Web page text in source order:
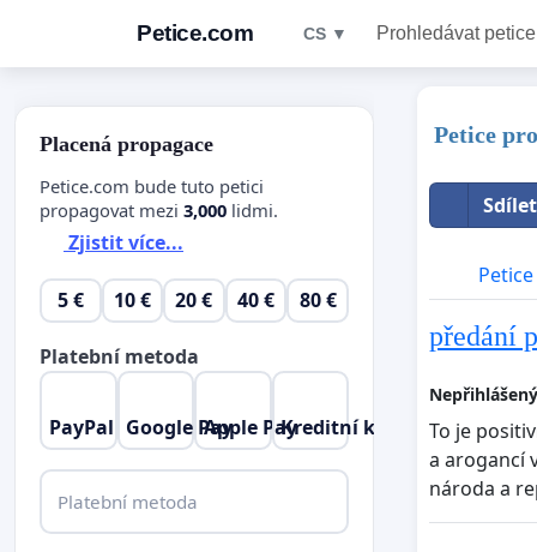
Petice.com CS ▼ Prohledávat petice
Petice
Petice
předání
To je
a arogancí
národa a
Placená propagace
Petice.com bude tuto petici
propagovat mezi 3,000 lidmi.
Zjistit více...
5 € 10 € 20 € 40 € 80 €
Platební metoda
PayPal Google PayApple PayKreditní karta
Platební metoda